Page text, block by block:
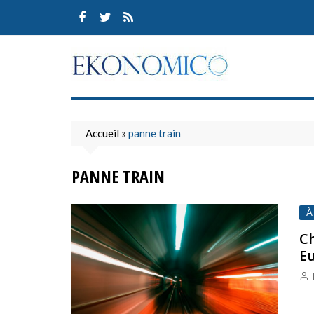
content
Accueil » panne train
PANNE TRAIN
À